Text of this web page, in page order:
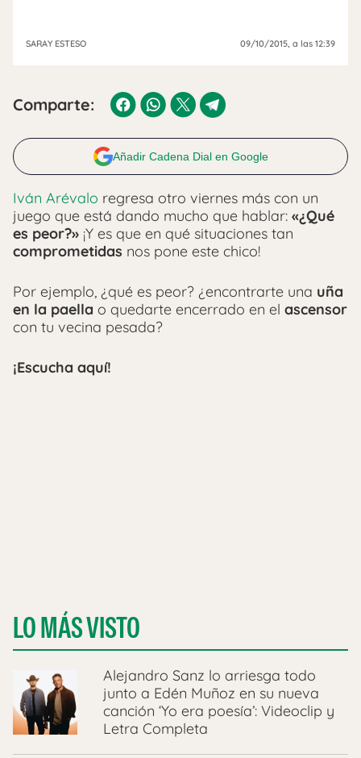
SARAY ESTESO 09/10/2015 , a las 12:39
Comparte:
Añadir Cadena Dial en Google
Iván Arévalo regresa otro viernes más con un
juego que está dando mucho que hablar: «¿Qué
es peor?» ¡Y es que en qué situaciones tan
comprometidas nos pone este chico!
Por ejemplo, ¿qué es peor? ¿encontrarte una uña
en la paella o quedarte encerrado en el ascensor
con tu vecina pesada?
¡Escucha aquí!
LO MÁS VISTO
Alejandro Sanz lo arriesga todo
junto a Edén Muñoz en su nueva
canción ‘Yo era poesía’: Videoclip y
Letra Completa